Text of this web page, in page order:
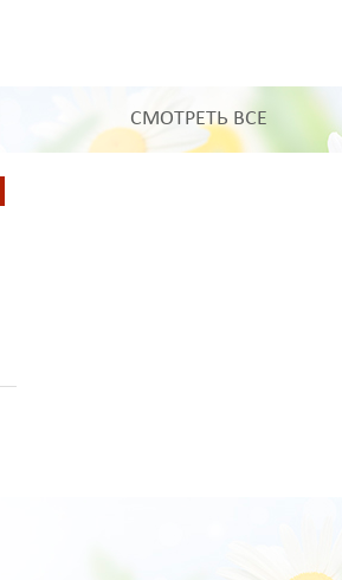
СМОТРЕТЬ ВСЕ